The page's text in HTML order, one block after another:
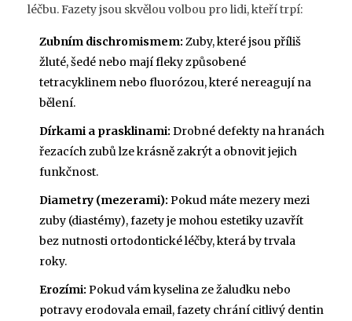
léčbu. Fazety jsou skvělou volbou pro lidi, kteří trpí:
Zubním dischromismem: Zuby, které jsou příliš
žluté, šedé nebo mají fleky způsobené
tetracyklinem nebo fluorózou, které nereagují na
bělení.
Dírkami a prasklinami: Drobné defekty na hranách
řezacích zubů lze krásně zakrýt a obnovit jejich
funkčnost.
Diametry (mezerami): Pokud máte mezery mezi
zuby (diastémy), fazety je mohou estetiky uzavřít
bez nutnosti ortodontické léčby, která by trvala
roky.
Erozími: Pokud vám kyselina ze žaludku nebo
potravy erodovala email, fazety chrání citlivý dentin